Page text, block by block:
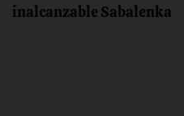
inalcanzable Sabalenka